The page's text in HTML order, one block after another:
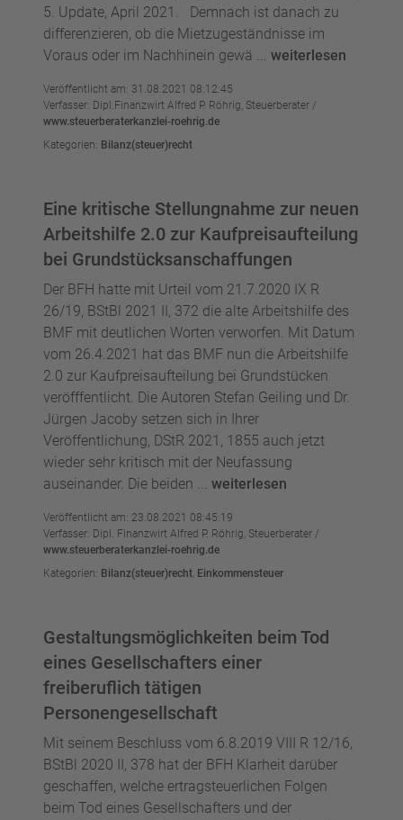
5. Update, April 2021. Demnach ist danach zu
differenzieren, ob die Mietzugeständnisse im
Voraus oder im Nachhinein gewä ... weiterlesen
Veröffentlicht am: 31.08.2021 08:12:45
Verfasser: Dipl.Finanzwirt Alfred P. Röhrig, Steuerberater /
www.steuerberaterkanzlei-roehrig.de
Kategorien: Bilanz(steuer)recht
Eine kritische Stellungnahme zur neuen
Arbeitshilfe 2.0 zur Kaufpreisaufteilung
bei Grundstücksanschaffungen
Der BFH hatte mit Urteil vom 21.7.2020 IX R
26/19, BStBl 2021 II, 372 die alte Arbeitshilfe des
BMF mit deutlichen Worten verworfen. Mit Datum
vom 26.4.2021 hat das BMF nun die Arbeitshilfe
2.0 zur Kaufpreisaufteilung bei Grundstücken
veröfffentlicht. Die Autoren Stefan Geiling und Dr.
Jürgen Jacoby setzen sich in Ihrer
Veröffentlichung, DStR 2021, 1855 auch jetzt
wieder sehr kritisch mit der Neufassung
auseinander. Die beiden ... weiterlesen
Veröffentlicht am: 23.08.2021 08:45:19
Verfasser: Dipl. Finanzwirt Alfred P. Röhrig, Steuerberater /
www.steuerberaterkanzlei-roehrig.de
Kategorien: Bilanz(steuer)recht, Einkommensteuer
Gestaltungsmöglichkeiten beim Tod
eines Gesellschafters einer
freiberuflich tätigen
Personengesellschaft
Mit seinem Beschluss vom 6.8.2019 VIII R 12/16,
BStBl 2020 II, 378 hat der BFH Klarheit darüber
geschaffen, welche ertragsteuerlichen Folgen
beim Tod eines Gesellschafters und der